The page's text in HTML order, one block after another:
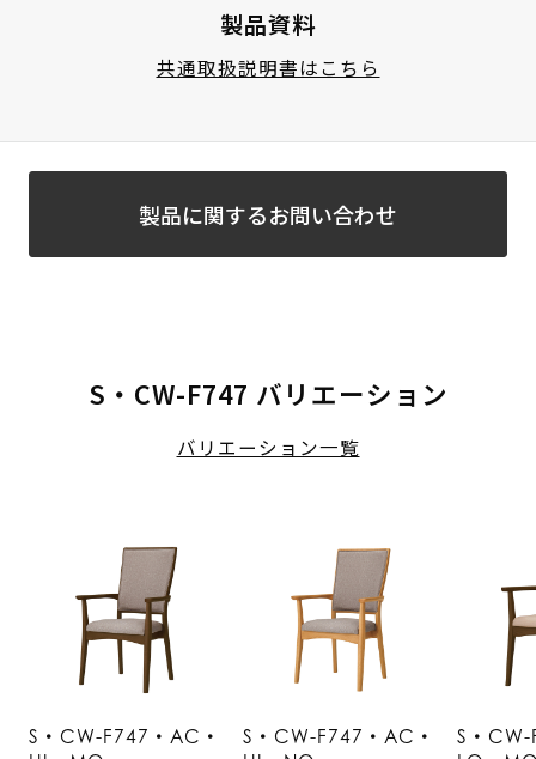
製品資料
共通取扱説明書はこちら
製品に関するお問い合わせ
S・CW-F747 バリエーション
バリエーション一覧
S・CW-F747・AC・
S・CW-F747・AC・
S・